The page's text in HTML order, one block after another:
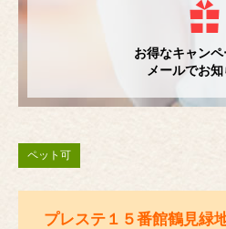
お得なキャン
メールでお知
ペット可
プレステ１５番館鶴見緑